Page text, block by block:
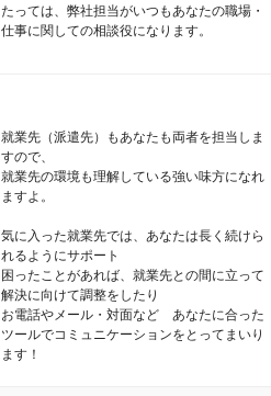
たっては、弊社担当がいつもあなたの職場・
仕事に関しての相談役になります。
就業先（派遣先）もあなたも両者を担当しま
すので、
就業先の環境も理解している強い味方になれ
ますよ。
気に入った就業先では、あなたは長く続けら
れるようにサポート
困ったことがあれば、就業先との間に立って
解決に向けて調整をしたり
お電話やメール・対面など あなたに合った
ツールでコミュニケーションをとってまいり
ます！